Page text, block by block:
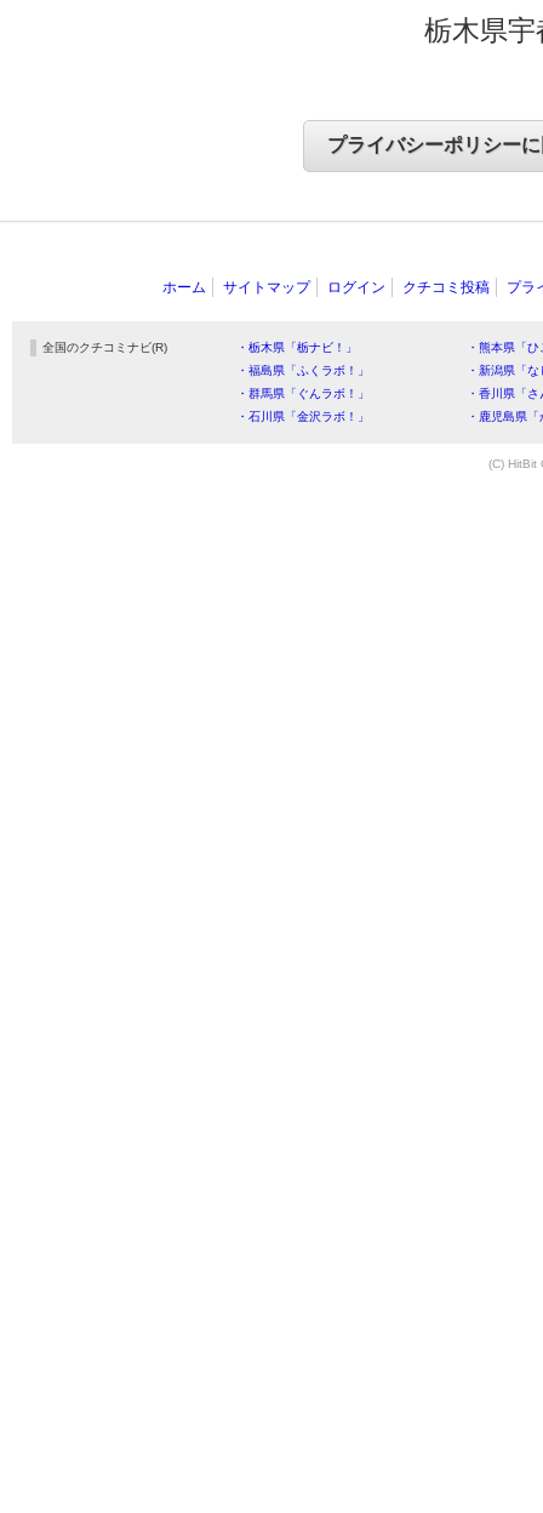
栃木県
ホーム サイトマップ ログイン クチコミ投稿 プラ
全国のクチコミナビ(R) ・栃木県「栃ナビ！」
・熊本県「
・福島県「ふくラボ！」
・新潟県「
・群馬県「ぐんラボ！」
・香川県「
・石川県「金沢ラボ！」
・鹿児島県
(C) HitBit